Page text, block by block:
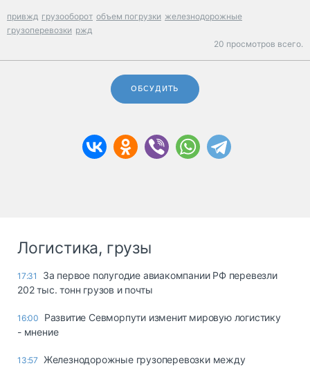
привжд грузооборот объем погрузки железнодорожные
грузоперевозки ржд
20 просмотров всего.
ОБСУДИТЬ
Логистика, грузы
17:31
За первое полугодие авиакомпании РФ перевезли
202 тыс. тонн грузов и почты
16:00
Развитие Севморпути изменит мировую логистику
- мнение
13:57
Железнодорожные грузоперевозки между